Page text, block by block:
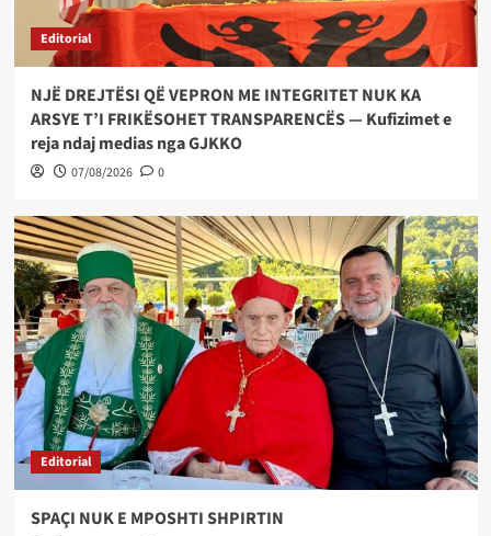
Editorial
NJË DREJTËSI QË VEPRON ME INTEGRITET NUK KA
ARSYE T’I FRIKËSOHET TRANSPARENCËS — Kufizimet e
reja ndaj medias nga GJKKO
07/08/2026 0
Editorial
SPAÇI NUK E MPOSHTI SHPIRTIN